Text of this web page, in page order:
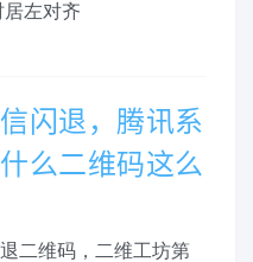
左对齐
闪退，腾讯系
么二维码这么
二维码，二维工坊第